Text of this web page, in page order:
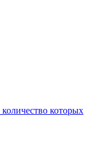
количество которых